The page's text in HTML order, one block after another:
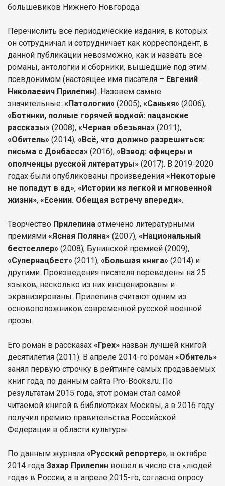
большевиков Нижнего Новгорода.
Перечислить все периодические издания, в которых
он сотрудничал и сотрудничает как корреспондент, в
данной публикации невозможно, как и назвать все
романы, антологии и сборники, вышедшие под этим
псевдонимом (настоящее имя писателя – Евгений
Николаевич Прилепин). Назовем самые
значительные: «Патологии» (2005), «Санькя» (2006),
«Ботинки, полные горячей водкой: пацанские
рассказы» (2008), «Черная обезьяна» (2011),
«Обитель» (2014), «Всё, что должно разрешиться:
письма с Донбасса» (2016), «Взвод: офицеры и
ополченцы русской литературы» (2017). В 2019-2020
годах были опубликованы произведения «Некоторые
не попадут в ад», «Истории из легкой и мгновенной
жизни», «Есенин. Обещая встречу впереди».
Творчество Прилепина отмечено литературными
премиями «Ясная Поляна» (2007), «Национальный
бестселлер» (2008), Бунинской премией (2009),
«Супернацбест» (2011), «Большая книга» (2014) и
другими. Произведения писателя переведены на 25
языков, несколько из них инсценированы и
экранизированы. Прилепина считают одним из
основоположников современной русской военной
прозы.
Его роман в рассказах «Грех» назван лучшей книгой
десятилетия (2011). В апреле 2014-го роман «Обитель»
занял первую строчку в рейтинге самых продаваемых
книг года, по данным сайта Pro-Books.ru. По
результатам 2015 года, этот роман стал самой
читаемой книгой в библиотеках Москвы, а в 2016 году
получил премию правительства Российской
Федерации в области культуры.
По данным журнала «Русский репортер», в октябре
2014 года Захар Прилепин вошел в число ста «людей
года» в России, а в апреле 2015-го, согласно опросу